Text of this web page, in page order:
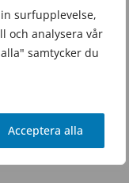
surfupplevelse,
och analysera vår
samtycker du
Acceptera alla